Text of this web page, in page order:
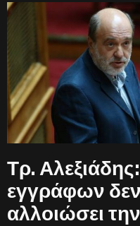
Τρ.
εγγράφων δεν
αλλοιώσει